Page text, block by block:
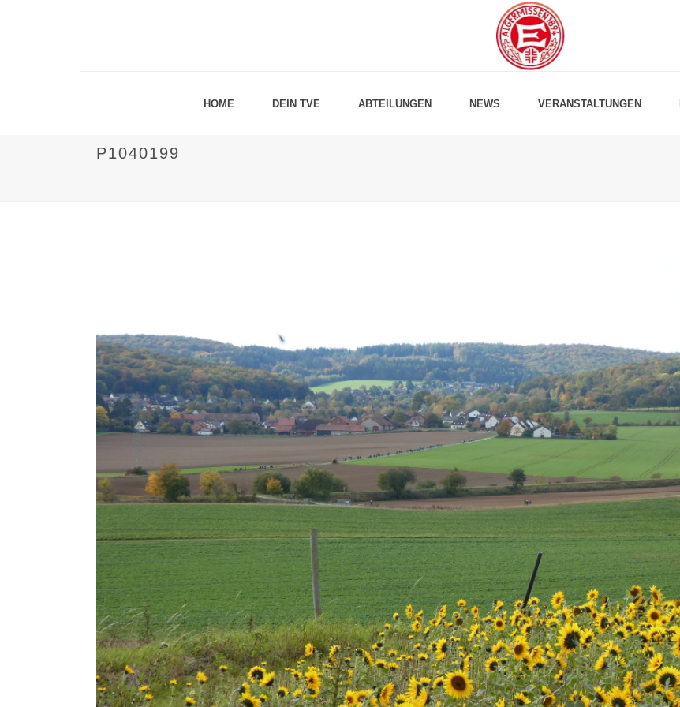
HOME DEIN TVE ABTEILUNGEN NEWS VERANSTALTUNGEN
P1040199